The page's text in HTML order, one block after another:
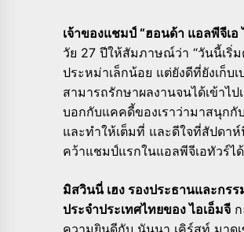
เจ้าของแชมป์ “ฮอนด้า แอลพีจีเ
วัย 27 ปีให้สัมภาษณ์ว่า “วันนี้เริ่
ประหม่าเล็กน้อย แต่ยังดีที่ยังเก็บเ
สามารถรักษาผลงานจนได้เข้าไป
บอกกับแคคดี้ของเราว่ามาสนุกกั
และทำให้เต็มที่ และดีใจที่สัปดา
คว้าแชมป์แรกในแอลพีจีเอทัวร์ได้
มิสวินนี่ เฮง รองประธานและกร
ประจำประเทศไทยของ ไอเอ็มจี